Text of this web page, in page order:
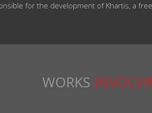
for the development of Khartis, a
WORKS